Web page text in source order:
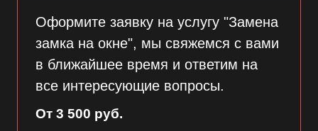
Оформите заявку на услугу "Замена
замка на окне", мы свяжемся с вами
в ближайшее время и ответим на
все интересующие вопросы.
От 3 500 руб.